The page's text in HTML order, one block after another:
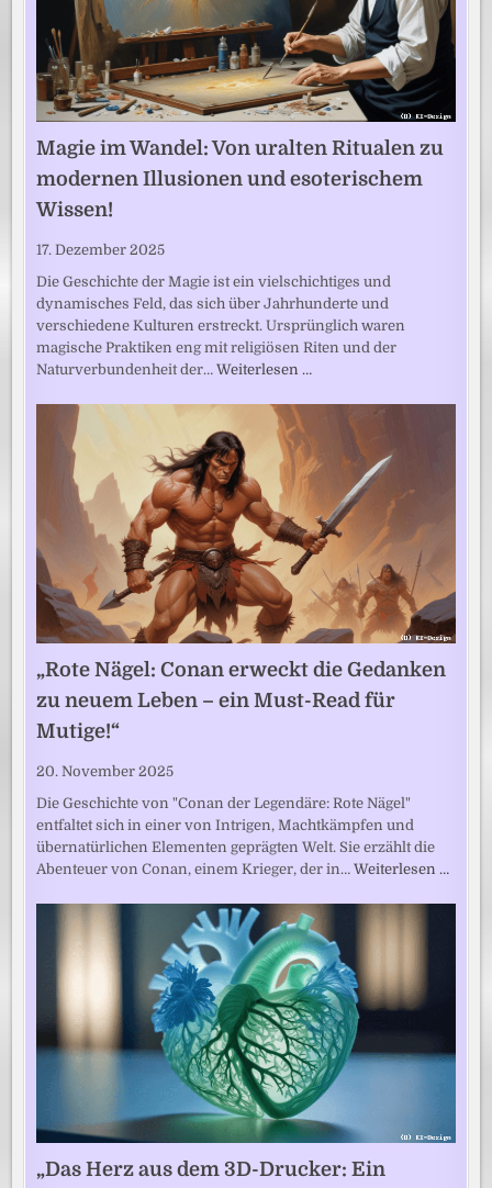
Magie im Wandel: Von uralten Ritualen zu
modernen Illusionen und esoterischem
Wissen!
17. Dezember 2025
Die Geschichte der Magie ist ein vielschichtiges und
dynamisches Feld, das sich über Jahrhunderte und
verschiedene Kulturen erstreckt. Ursprünglich waren
magische Praktiken eng mit religiösen Riten und der
Naturverbundenheit der…Weiterlesen …
„Rote Nägel: Conan erweckt die Gedanken
zu neuem Leben – ein Must-Read für
Mutige!“
20. November 2025
Die Geschichte von "Conan der Legendäre: Rote Nägel"
entfaltet sich in einer von Intrigen, Machtkämpfen und
übernatürlichen Elementen geprägten Welt. Sie erzählt die
Abenteuer von Conan, einem Krieger, der in…Weiterlesen …
„Das Herz aus dem 3D-Drucker: Ein